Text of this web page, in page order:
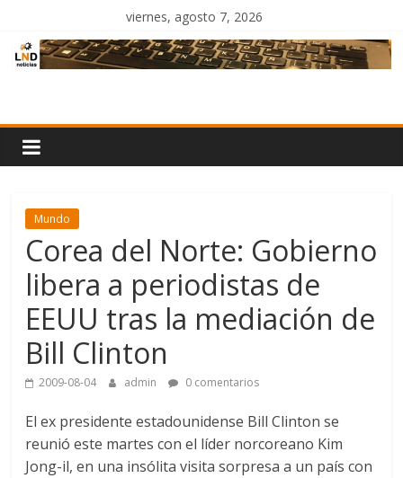
contenido
viernes, agosto 7, 2026
Noticias
Mundo
Corea del Norte: Gobierno
libera a periodistas de
EEUU tras la mediación de
Bill Clinton
2009-08-04 admin 0 comentarios
El ex presidente estadounidense Bill Clinton se
reunió este martes con el líder norcoreano Kim
Jong-il, en una insólita visita sorpresa a un país con